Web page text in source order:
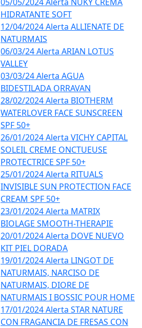
HIDRATANTE SOFT
12/04/2024 Alerta ALLIENATE DE
NATURMAIS
06/03/24 Alerta ARIAN LOTUS
VALLEY
03/03/24 Alerta AGUA
BIDESTILADA ORRAVAN
28/02/2024 Alerta BIOTHERM
WATERLOVER FACE SUNSCREEN
SPF 50+
26/01/2024 Alerta VICHY CAPITAL
SOLEIL CREME ONCTUEUSE
PROTECTRICE SPF 50+
25/01/2024 Alerta RITUALS
INVISIBLE SUN PROTECTION FACE
CREAM SPF 50+
23/01/2024 Alerta MATRIX
BIOLAGE SMOOTH-THERAPIE
20/01/2024 Alerta DOVE NUEVO
KIT PIEL DORADA
19/01/2024 Alerta LINGOT DE
NATURMAIS, NARCISO DE
NATURMAIS, DIORE DE
NATURMAIS I BOSSIC POUR HOME
17/01/2024 Alerta STAR NATURE
CON FRAGANCIA DE FRESAS CON